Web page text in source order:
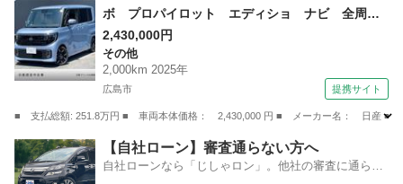
ボ プロパイロット エディショ ナビ 全周囲
カメラ ＬＥＤヘッドライト （検10.10）
2,430,000円
その他
2,000km 2025年
広島市 提携サイト
■ 支払総額: 251.8万円 ■ 車両本体価格： 2,430,000 円 ■ メーカー名： 日産
広島 広島市 その他
【自社ローン】審査通らない方へ
自社ローンなら「じしゃロン」。他社の審査に通らな